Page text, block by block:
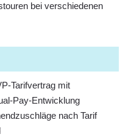
bei verschiedenen
Tarifvertrag mit
Pay-Entwicklung
nach Tarif